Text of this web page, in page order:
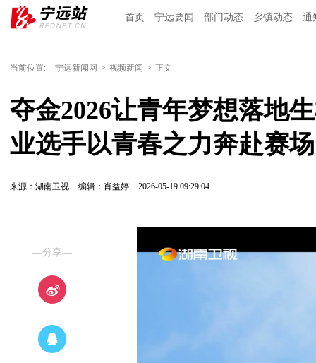
首页 宁远要闻 部门动态 乡镇动态 通
当前位置: 宁远新闻网 > 视频新闻 > 正文
夺金2026让青年梦想落地
业选手以青春之力奔赴赛场
来源：湖南卫视 编辑：肖益婷 2026-05-19 09:29:04
—分享—